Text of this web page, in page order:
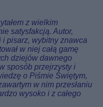
z wielkim
satysfakcją. Autor,
pisarz, wybitny znawca
w niej całą gamę
dziejów dawnego
sposób przejrzysty i
o Piśmie Świętym,
w nim przesłaniu
wysoko i z całego